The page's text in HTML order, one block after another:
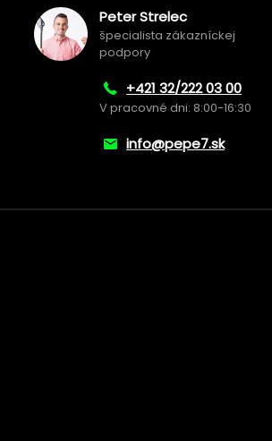
Peter Strelec
špecialista zákazníckej
podpory
+421 32/222 03 00
V pracovné dni: 8:00-16:30
info@pepe7.sk